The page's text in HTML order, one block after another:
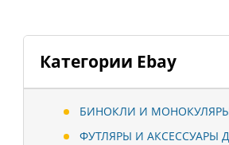
Категории Ebay
БИНОКЛИ И
ФУТЛЯРЫ И АКСЕССУАРЫ